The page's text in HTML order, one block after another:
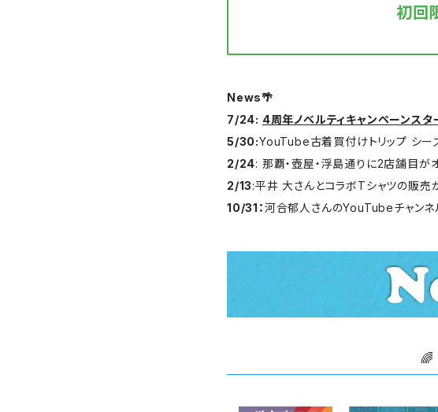
初回
News🌴
7/24: 4周年ノベルティキャンペーンスタ
5/30:YouTube古着買付けトリップ シ
2/24: 那覇・壺屋・浮島通りに2店舗目が
2/13:平井 大さんとコラボTシャツの販
10/31：河合郁人さんのYouTubeチャン